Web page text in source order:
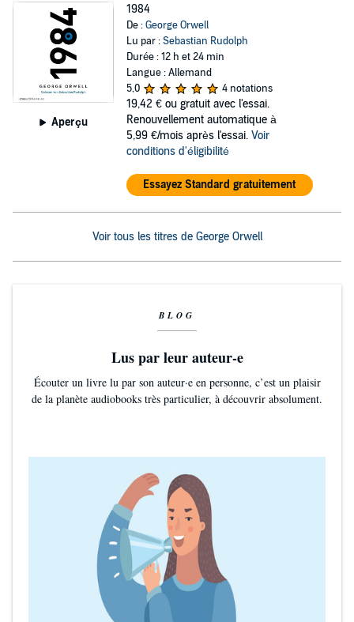
Aperçu
1984
De :George Orwell
Lu par :Sebastian Rudolph
Durée : 12 h et 24 min
Langue : Allemand
5,0
4 notations
19,42 € ou gratuit avec l'essai.
Renouvellement automatique à
5,99 €/mois après l'essai. Voir
conditions d'éligibilité
Essayez Standard gratuitement
Voir tous les titres de George Orwell
BLOG
Lus par leur auteur-e
Écouter un livre lu par son auteur·e en personne, c’est un plaisir
de la planète audiobooks très particulier, à découvrir absolument.